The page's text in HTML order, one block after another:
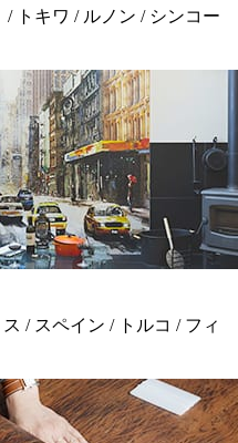
/ トキワ / ルノン / シンコー
/ スペイン / トルコ / フィ